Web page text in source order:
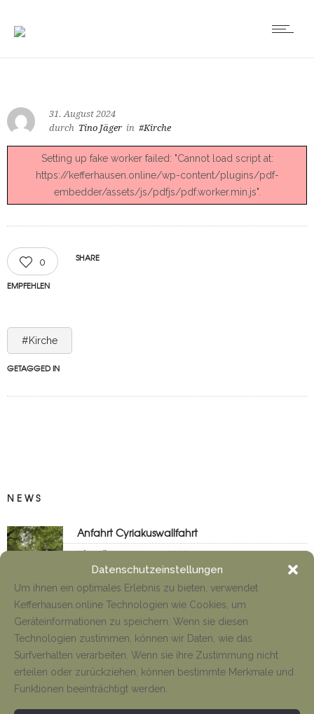
Datenschutzeinstellungen
Um ihnen ein optimales Erlebnis zu bieten, verwendet
Kefferhausen.online Technologien wie Cookies, um
Geräteinformationen zu speichern. Wenn sie diesen
Technologien zustimmen, können wir Daten, wie das
Surfverhalten verarbeiten. Wenn sie ihre Zustimmung nicht
erteilen oder zurückziehen, können bestimmte Merkmale und
Funktionen beeinträchtigt werden.
31. August 2024
durch Tino Jäger in #Kirche
Setting up fake worker failed: "Cannot load script at:
https://kefferhausen.online/wp-content/plugins/pdf-
embedder/assets/js/pdfjs/pdf.worker.min.js".
0
EMPFEHLEN
SHARE
#Kirche
GETAGGED IN
NEWS
Anfahrt Cyriakuswallfahrt
Tino Jäger 1. August 2026
Neueröffnung Gaststätte
Gottesdienste und Vermeldungen
Tino Jäger 1. August 2026